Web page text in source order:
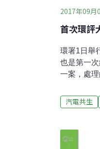
2017年09月
首次環評
環署1日舉
也是第一
一案，處
發爭議，
保署副署
空污爭議
入環評程
汽電共生